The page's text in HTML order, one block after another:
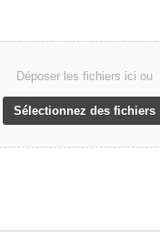
Déposer les fichiers ici ou